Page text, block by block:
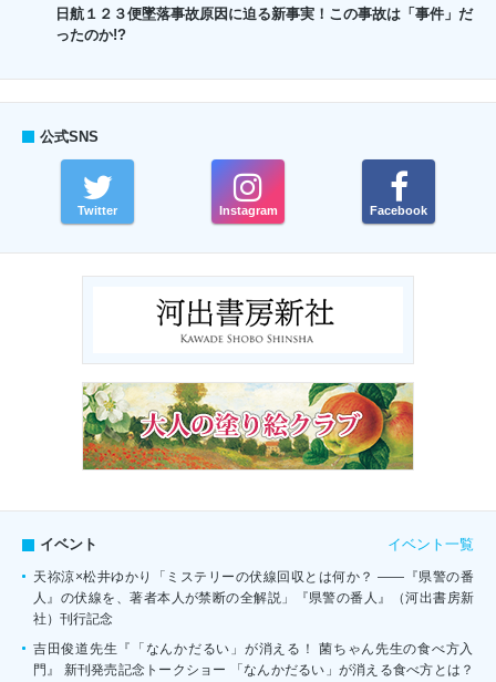
日航１２３便墜落事故原因に迫る新事実！この事故は「事件」だ
ったのか!?
公式SNS
Twitter Instagram Facebook
イベント イベント一覧
天祢涼×松井ゆかり「ミステリーの伏線回収とは何か？ ――『県警の番
人』の伏線を、著者本人が禁断の全解説」『県警の番人』（河出書房新
社）刊行記念
吉田俊道先生『「なんかだるい」が消える！ 菌ちゃん先生の食べ方入
門』 新刊発売記念トークショー 「なんかだるい」が消える食べ方とは？